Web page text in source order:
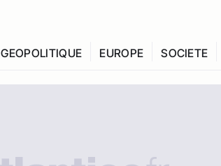
GEOPOLITIQUE EUROPE SOCIETE